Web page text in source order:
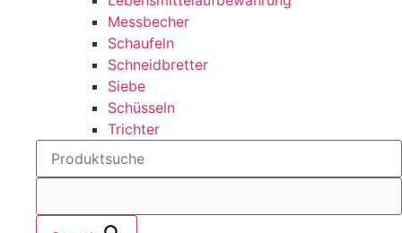
Messbecher
Schaufeln
Schneidbretter
Siebe
Schüsseln
Trichter